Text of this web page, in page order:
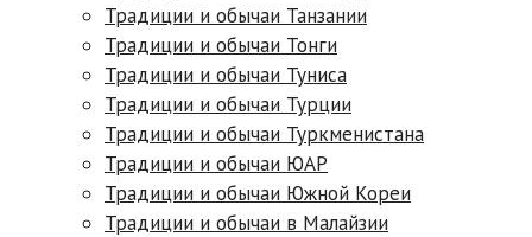
Традиции и обычаи Танзании
Традиции и обычаи Тонги
Традиции и обычаи Туниса
Традиции и обычаи Турции
Традиции и обычаи Туркменистана
Традиции и обычаи ЮАР
Традиции и обычаи Южной Кореи
Традиции и обычаи в Малайзии